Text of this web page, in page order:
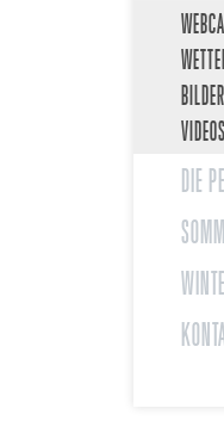
VIDEOS
DIE